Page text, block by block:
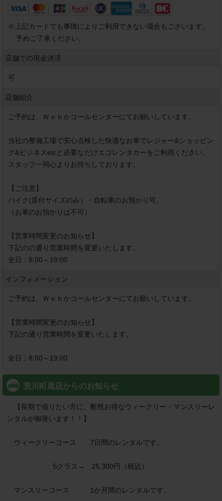
※
上記カードでも事情によりご利用できない場合もございます。
予めご了承ください。
店舗での現金決済
可
店舗紹介
ご予約は、Ｗｅｂかコールセンターにてお願いしています。
当社の整備工場で安心点検した快適なお車でレジャー&ショッピン
グ&ビジネスetcと必要なだけエコレンタカーをご利用ください。
スタッフ一同心よりお待ちしております。
【ご注意】
バイク(原付サイズのみ）・自転車のお預かり可。
（お車のお預かりは不可）
【営業時間変更のお知らせ】
下記のの通り営業時間を変更いたします。
全日：8:00～19:00
インフォメーション
ご予約は、Ｗｅｂかコールセンターにてお願いしています。
【営業時間変更のお知らせ】
下記の通り営業時間を変更いたします。
全日：8:00～19:00
荒川町屋店からのお知らせ
【長期で借りたい方に、断然お得なウィークリー・マンスリーレ
ンタルが御座います！！】
ウィークリーコース　　7日間のレンタルです。
マンスリーコース　　　1か月間のレンタルです。